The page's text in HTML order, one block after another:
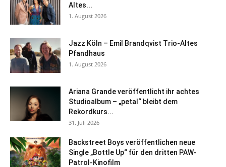
Altes...
1. August 2026
Jazz Köln – Emil Brandqvist Trio-Altes
Pfandhaus
1. August 2026
Ariana Grande veröffentlicht ihr achtes
Studioalbum – „petal“ bleibt dem
Rekordkurs...
31. Juli 2026
Backstreet Boys veröffentlichen neue
Single „Bottle Up“ für den dritten PAW-
Patrol-Kinofilm